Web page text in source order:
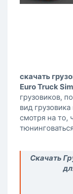
скачать
Euro Truck
грузовиков,
вид
смотря на то,
Скачать